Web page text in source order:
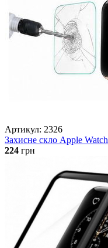
Артикул: 2326
Захисне скло Apple
224 грн